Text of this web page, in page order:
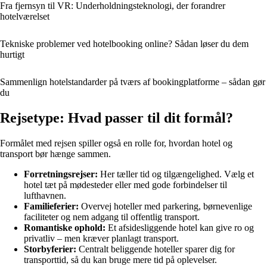
Fra fjernsyn til VR: Underholdningsteknologi, der forandrer
hotelværelset
Tekniske problemer ved hotelbooking online? Sådan løser du dem
hurtigt
Sammenlign hotelstandarder på tværs af bookingplatforme – sådan gør
du
Rejsetype: Hvad passer til dit formål?
Formålet med rejsen spiller også en rolle for, hvordan hotel og
transport bør hænge sammen.
Forretningsrejser: Her tæller tid og tilgængelighed. Vælg et
hotel tæt på mødesteder eller med gode forbindelser til
lufthavnen.
Familieferier: Overvej hoteller med parkering, børnevenlige
faciliteter og nem adgang til offentlig transport.
Romantiske ophold: Et afsidesliggende hotel kan give ro og
privatliv – men kræver planlagt transport.
Storbyferier: Centralt beliggende hoteller sparer dig for
transporttid, så du kan bruge mere tid på oplevelser.